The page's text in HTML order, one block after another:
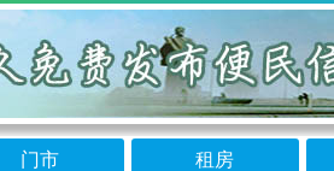
门市 租房